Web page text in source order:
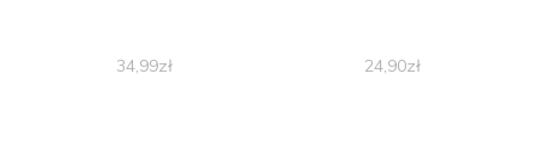
34,99zł 24,90zł